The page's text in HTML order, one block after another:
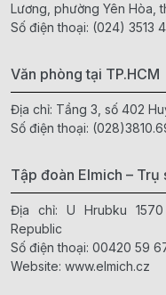
Lương, phường Yên Hòa,
Số điện thoại: (024) 3513
Văn phòng tại TP.HCM
Địa chỉ: Tầng 3, số 402
Số điện thoại:
Tập đoàn Elmich – Trụ
Địa chỉ: U Hrubku
Republic
Số điện thoại: 00420 59
Website: www.elmich.cz